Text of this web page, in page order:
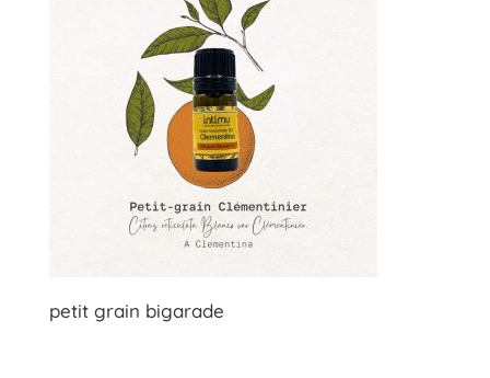
petit grain bigarade